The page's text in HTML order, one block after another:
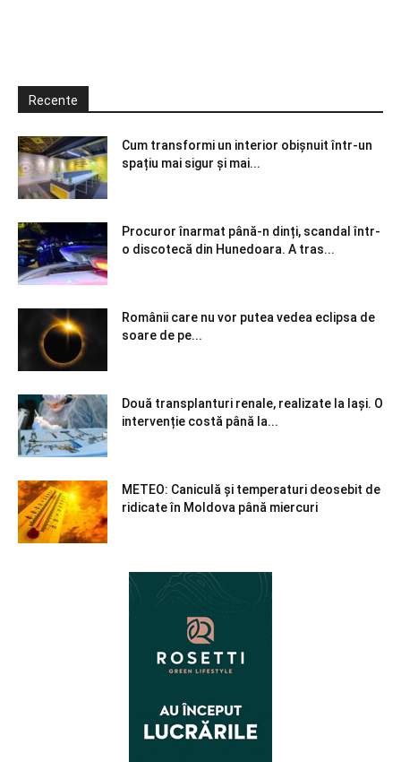
Recente
Cum transformi un interior obișnuit într-un
spațiu mai sigur și mai...
Procuror înarmat până-n dinți, scandal într-
o discotecă din Hunedoara. A tras...
Românii care nu vor putea vedea eclipsa de
soare de pe...
Două transplanturi renale, realizate la Iași. O
intervenție costă până la...
METEO: Caniculă și temperaturi deosebit de
ridicate în Moldova până miercuri